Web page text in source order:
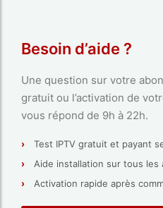
Besoin d’aide ?
Une question sur votre
gratuit ou l’activation de
vous répond de 9h à 22h.
Test IPTV gratuit et payant
Aide installation sur tous les
Activation rapide après